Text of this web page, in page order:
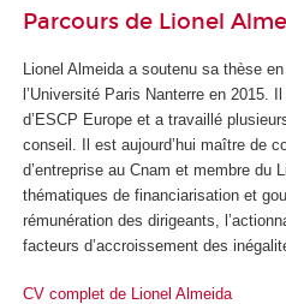
Parcours de Lionel
Lionel Almeida a soutenu sa thèse
l’Université Paris Nanterre en 2015.
d’ESCP Europe et a travaillé
conseil. Il est aujourd’hui maître de
d’entreprise au Cnam et membre du
thématiques de financiarisation et
rémunération des dirigeants,
facteurs d’accroissement des
CV complet de Lionel Almeida